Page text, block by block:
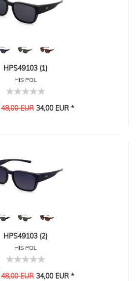
HPS49103 (1)
HIS POL
48,00 EUR34,00 EUR *
HPS49103 (2)
HIS POL
48,00 EUR34,00 EUR *